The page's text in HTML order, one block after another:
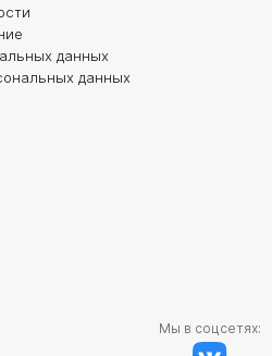
данных
данных
Мы в соцсетях: